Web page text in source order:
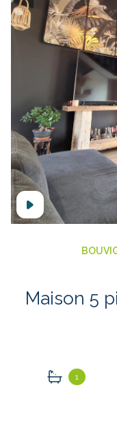
Maison 5 pièce(s) 4 chambre(s)
1